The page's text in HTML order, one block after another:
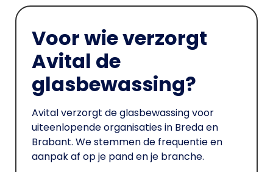
Voor wie verzorgt
Avital de
glasbewassing?
Avital verzorgt de glasbewassing voor
uiteenlopende organisaties in Breda en
Brabant. We stemmen de frequentie en
aanpak af op je pand en je branche.